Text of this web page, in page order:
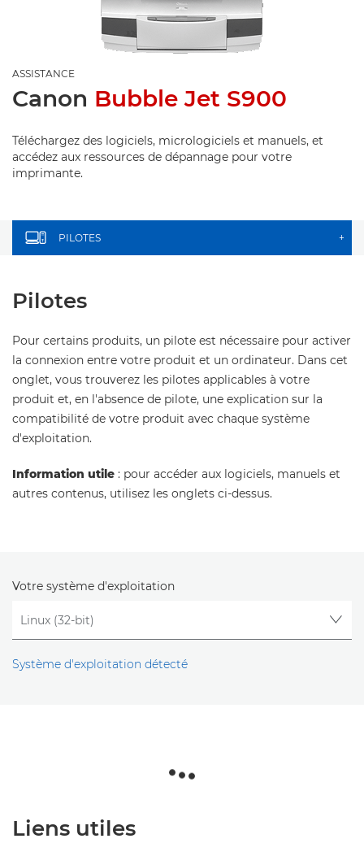
ASSISTANCE
Canon Bubble Jet S900
Téléchargez des logiciels, micrologiciels et manuels, et
accédez aux ressources de dépannage pour votre
imprimante.
PILOTES +
Pilotes
Pour certains produits, un pilote est nécessaire pour activer
la connexion entre votre produit et un ordinateur. Dans cet
onglet, vous trouverez les pilotes applicables à votre
produit et, en l'absence de pilote, une explication sur la
compatibilité de votre produit avec chaque système
d'exploitation.
Information utile : pour accéder aux logiciels, manuels et
autres contenus, utilisez les onglets ci-dessus.
Votre système d'exploitation
Système d'exploitation détecté
Liens utiles